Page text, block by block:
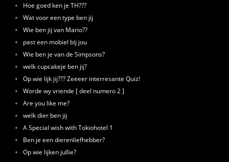
Hoe goed ken je TH???
Wat voor een type ben jij
Wie ben jij van Mario??
past een mobiel bij jou
Wie ben je van de Simpsons?
welk cupcakeje ben jij?
Op wie lijk jij??? Zeeeer interresante Quiz!
Worde wy vriende [ deel numero 2 ]
Are you like me?
welk dier ben jij
A Special wish with Tokiohotel 1
Ben je een dierenliefhebber?
Op wie lijken jullie?